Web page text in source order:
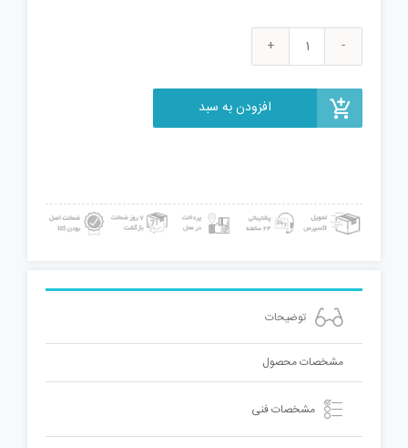
تفنگ
افزودن به سبد
توضیحات
مشخصات محصول
مشخصات فنی